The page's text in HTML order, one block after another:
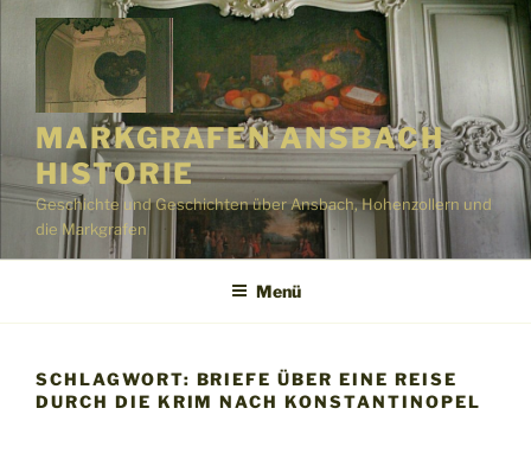
Zum
Inhalt
springen
MARKGRAFEN ANSBACH
HISTORIE
Geschichte und Geschichten über Ansbach, Hohenzollern und
die Markgrafen
Menü
SCHLAGWORT: BRIEFE ÜBER EINE REISE
DURCH DIE KRIM NACH KONSTANTINOPEL